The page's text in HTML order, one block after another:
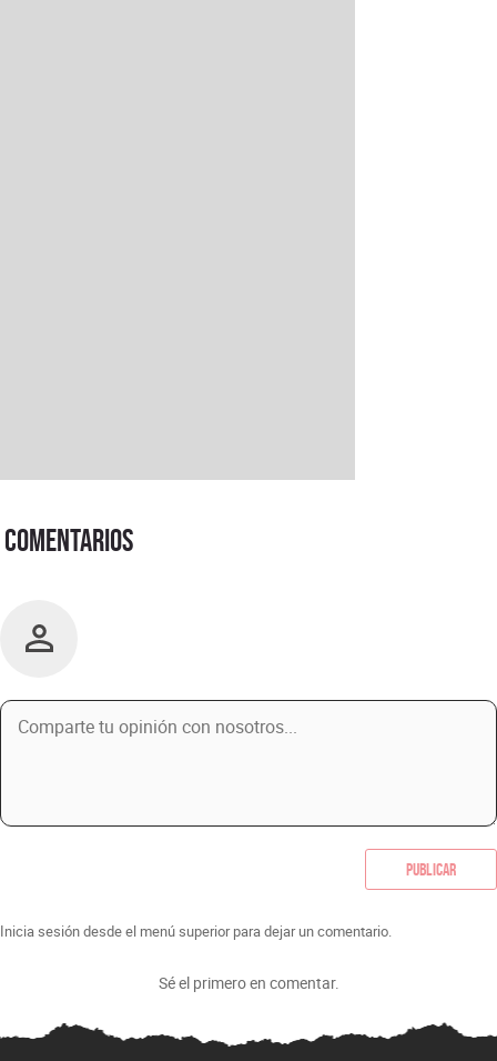
Comentarios
Publicar
Inicia sesión desde el menú superior para dejar un comentario.
Sé el primero en comentar.